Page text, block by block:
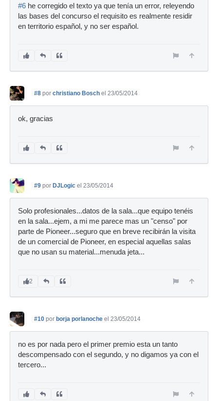
#6 he corregido el texto ya que tenía un error, releyendo
las bases del concurso el requisito es realmente residir
en territorio español, y no ser español.
#8 por christiano Bosch el 23/05/2014
ok, gracias
#9 por DJLogic el 23/05/2014
Solo profesionales...datos de la sala...que equipo tenéis
en la sala...ejem, a mi me parece mas un "censo" por
parte de Pioneer...seguro que en breve recibirán la visita
de un comercial de Pioneer, en especial aquellas salas
que no usan su material...menuda jeta...
2
#10 por borja porlanoche el 23/05/2014
no es por nada pero el primer premio esta un tanto
descompensado con el segundo, y no digamos ya con el
tercero...